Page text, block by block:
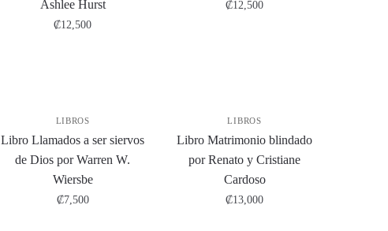
Ashlee Hurst
₡12,500
₡12,500
LIBROS
Libro Llamados a ser siervos
de Dios por Warren W.
Wiersbe
₡7,500
LIBROS
Libro Matrimonio blindado
por Renato y Cristiane
Cardoso
₡13,000